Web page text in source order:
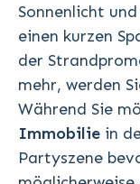
Sonnenlicht
einen kurzen
der
mehr, werden
Während Sie
Immobilie in
Partyszene